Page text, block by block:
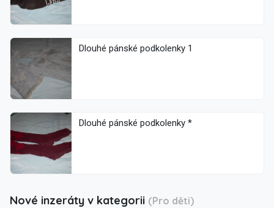
Dlouhé pánské podkolenky 1
Dlouhé pánské podkolenky *
Nové inzeráty v kategorii (Pro děti)